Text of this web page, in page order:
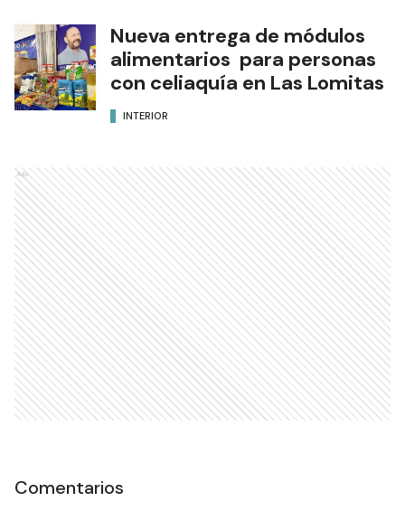
Nueva entrega de módulos
alimentarios para personas
con celiaquía en Las Lomitas
INTERIOR
Ads
Comentarios